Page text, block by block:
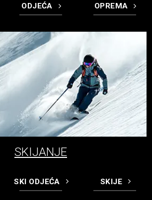
ODJEĆA OPREMA
SKIJANJE
SKI ODJEĆA SKIJE